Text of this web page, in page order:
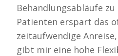
Behandlungsabläufe
Patienten erspart das
zeitaufwendige
gibt mir eine hohe